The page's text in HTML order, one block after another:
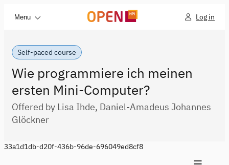
Menu Log in
Self-paced course
Wie programmiere ich meinen
ersten Mini-Computer?
Offered by Lisa Ihde, Daniel-Amadeus Johannes
Glöckner
33a1d1db-d20f-436b-96de-696049ed8cf8